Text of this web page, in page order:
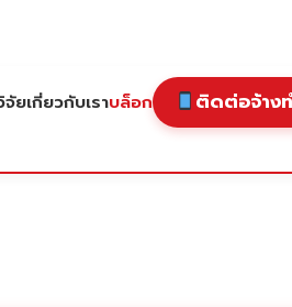
จัยเกี่ยวกับเราบล็อก ติดต่อจ้าง